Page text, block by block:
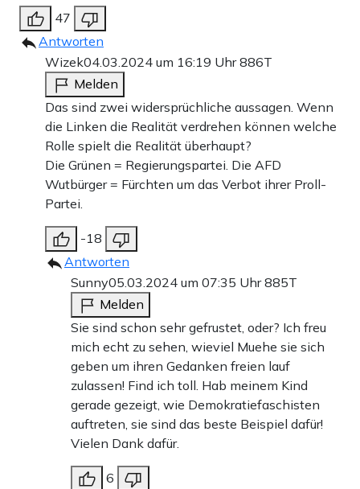
47
Antworten
Wizek04.03.2024 um 16:19 Uhr886T
Melden
Das sind zwei widersprüchliche aussagen. Wenn
die Linken die Realität verdrehen können welche
Rolle spielt die Realität überhaupt?
Die Grünen = Regierungspartei. Die AFD
Wutbürger = Fürchten um das Verbot ihrer Proll-
Partei.
-18
Antworten
Sunny05.03.2024 um 07:35 Uhr885T
Melden
Sie sind schon sehr gefrustet, oder? Ich freu
mich echt zu sehen, wieviel Muehe sie sich
geben um ihren Gedanken freien lauf
zulassen! Find ich toll. Hab meinem Kind
gerade gezeigt, wie Demokratiefaschisten
auftreten, sie sind das beste Beispiel dafür!
Vielen Dank dafür.
6